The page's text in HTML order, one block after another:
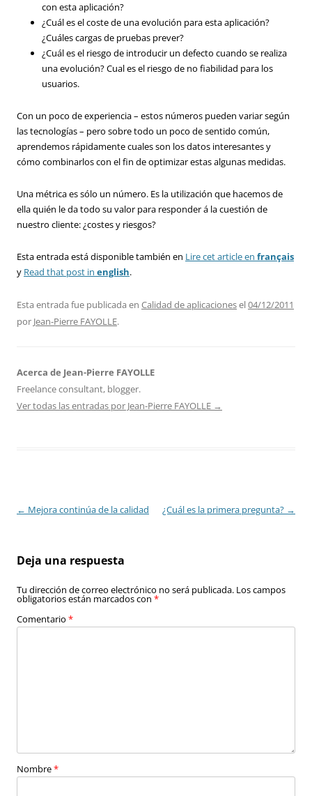
con esta aplicación?
¿Cuál es el coste de una evolución para esta aplicación?
¿Cuáles cargas de pruebas prever?
¿Cuál es el riesgo de introducir un defecto cuando se realiza
una evolución? Cual es el riesgo de no fiabilidad para los
usuarios.
Con un poco de experiencia – estos números pueden variar según
las tecnologías – pero sobre todo un poco de sentido común,
aprendemos rápidamente cuales son los datos interesantes y
cómo combinarlos con el fin de optimizar estas algunas medidas.
Una métrica es sólo un número. Es la utilización que hacemos de
ella quién le da todo su valor para responder á la cuestión de
nuestro cliente: ¿costes y riesgos?
Esta entrada está disponible también en Lire cet article en français
y Read that post in english.
Esta entrada fue publicada en Calidad de aplicacionesel04/12/2011
por Jean-Pierre FAYOLLE.
Acerca de Jean-Pierre FAYOLLE
Freelance consultant, blogger.
Ver todas las entradas por Jean-Pierre FAYOLLE →
Navegación
← Mejora continúa de la calidad ¿Cuál es la primera pregunta? →
Deja una respuesta
Tu dirección de correo electrónico no será publicada. Los campos
obligatorios están marcados con *
Comentario *
Nombre*